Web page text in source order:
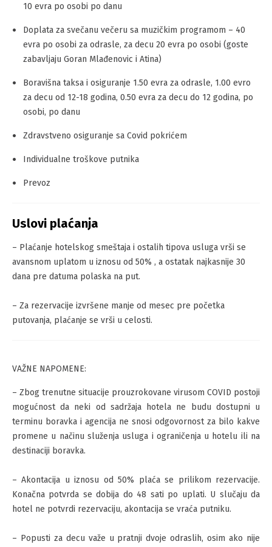
10 evra po osobi po danu
Doplata za svečanu večeru sa muzičkim programom – 40
evra po osobi za odrasle, za decu 20 evra po osobi (goste
zabavljaju Goran Mlađenovic i Atina)
Boravišna taksa i osiguranje 1.50 evra za odrasle, 1.00 evro
za decu od 12-18 godina, 0.50 evra za decu do 12 godina, po
osobi, po danu
Zdravstveno osiguranje sa Covid pokrićem
Individualne troškove putnika
Prevoz
Uslovi plaćanja
– Plaćanje hotelskog smeštaja i ostalih tipova usluga vrši se
avansnom uplatom u iznosu od 50% , a ostatak najkasnije 30
dana pre datuma polaska na put.
– Za rezervacije izvršene manje od mesec pre početka
putovanja, plaćanje se vrši u celosti.
VAŽNE NAPOMENE:
– Zbog trenutne situacije prouzrokovane virusom COVID postoji
mogućnost da neki od sadržaja hotela ne budu dostupni u
terminu boravka i agencija ne snosi odgovornost za bilo kakve
promene u načinu služenja usluga i ograničenja u hotelu ili na
destinaciji boravka.
– Akontacija u iznosu od 50% plaća se prilikom rezervacije.
Konačna potvrda se dobija do 48 sati po uplati. U slučaju da
hotel ne potvrdi rezervaciju, akontacija se vraća putniku.
– Popusti za decu važe u pratnji dvoje odraslih, osim ako nije